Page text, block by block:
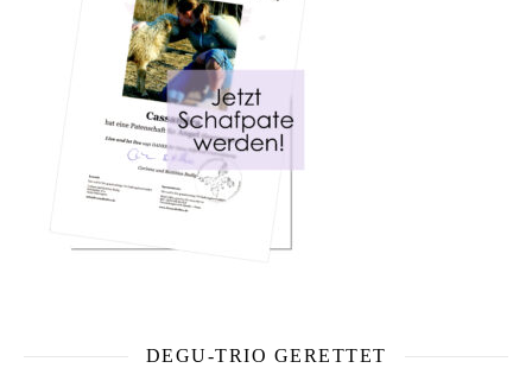
DEGU-TRIO GERETTET